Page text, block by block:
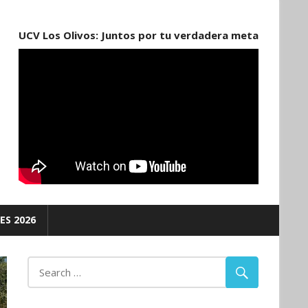
UCV Los Olivos: Juntos por tu verdadera meta
2026